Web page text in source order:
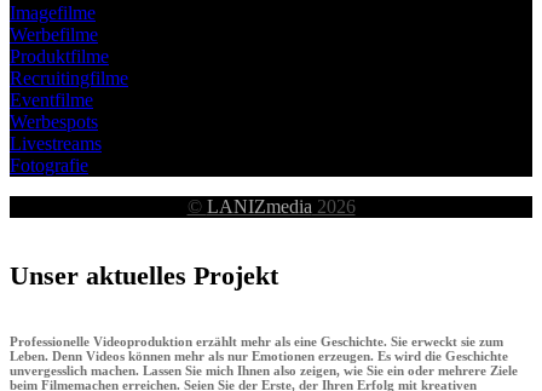
Imagefilme
Werbefilme
Produktfilme
Recruitingfilme
Eventfilme
Werbespots
Livestreams
Fotografie
© LANIZmedia 2026
Unser aktuelles Projekt
Professionelle Videoproduktion erzählt mehr als eine Geschichte. Sie erweckt sie zum
Leben. Denn Videos können mehr als nur Emotionen erzeugen. Es wird die Geschichte
unvergesslich machen. Lassen Sie mich Ihnen also zeigen, wie Sie ein oder mehrere Ziele
beim Filmemachen erreichen. Seien Sie der Erste, der Ihren Erfolg mit kreativen